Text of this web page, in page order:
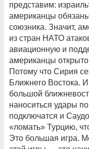
представим:
американцы обязаны
союзника. Значит,
из стран НАТО
авиационную и
американцы
Потому что Сирия
Ближнего Востока.
большой
наноситься удары
подключатся и
«ломать» Турцию,
Это большая игра.